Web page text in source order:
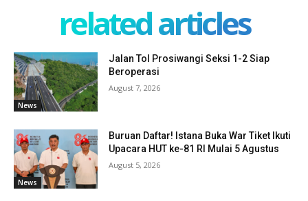
related articles
News
Jalan Tol Prosiwangi Seksi 1-2 Siap
Beroperasi
August 7, 2026
News
Buruan Daftar! Istana Buka War Tiket Ikuti
Upacara HUT ke-81 RI Mulai 5 Agustus
August 5, 2026